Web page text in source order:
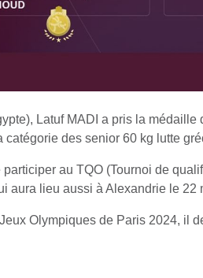
Latuf MADI a pris la médaille
catégorie des senior 60 kg lutte
au TQO (Tournoi de
aura lieu aussi à Alexandrie le 22
Olympiques de Paris 2024, il